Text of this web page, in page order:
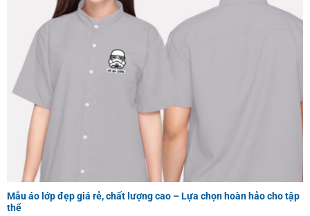
Mẫu áo lớp đẹp giá rẻ, chất lượng cao – Lựa chọn hoàn hảo cho tập
thể